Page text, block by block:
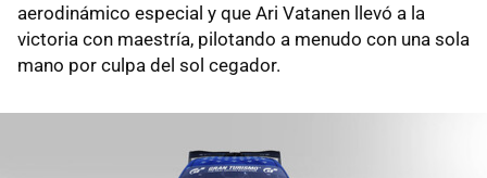
aerodinámico especial y que Ari Vatanen llevó a la
victoria con maestría, pilotando a menudo con una sola
mano por culpa del sol cegador.